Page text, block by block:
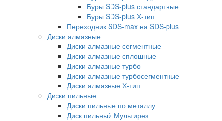
Буры SDS-plus стандартные
Буры SDS-plus Х-тип
Переходник SDS-max на SDS-plus
Диски алмазные
Диски алмазные сегментные
Диски алмазные сплошные
Диски алмазные турбо
Диски алмазные турбосегментные
Диски алмазные Х-тип
Диски пильные
Диски пильные по металлу
Диск пильный Мультирез